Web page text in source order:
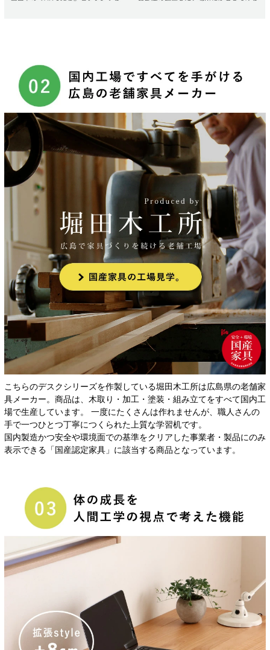
こちらのデスクシリーズを作製している堀田木工所は広島県の老舗家
具メーカー。商品は、木取り・加工・塗装・組み立てをすべて国内工
場で生産しています。 一度にたくさんは作れませんが、職人さんの
手で一つひとつ丁寧につくられた上質な学習机です。
国内製造かつ安全や環境面での基準をクリアした事業者・製品にのみ
表示できる「国産認定家具」に該当する商品となっています。